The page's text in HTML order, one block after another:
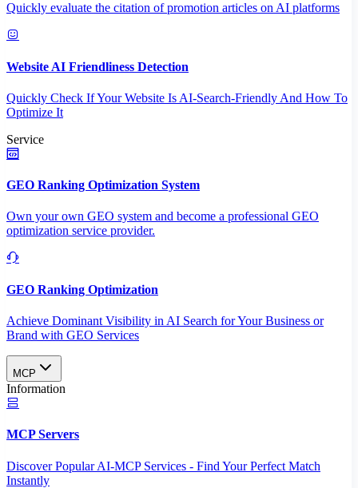
Quickly evaluate the citation of promotion articles on AI platforms
Website AI Friendliness Detection
Quickly Check If Your Website Is AI-Search-Friendly And How To
Optimize It
Service
GEO Ranking Optimization System
Own your own GEO system and become a professional GEO
optimization service provider.
GEO Ranking Optimization
Achieve Dominant Visibility in AI Search for Your Business or
Brand with GEO Services​
MCP
Information
MCP Servers
Discover Popular AI-MCP Services - Find Your Perfect Match
Instantly